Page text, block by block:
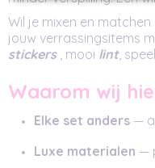
Wil je mixen en
jouw verrassingsitems
stickers , mooi lint,
Waarom wij
Elke set anders —
Luxe materialen —